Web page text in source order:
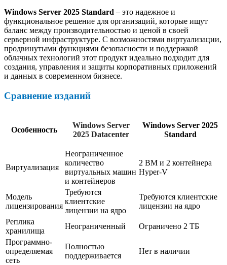
Windows Server 2025 Standard – это надежное и
функциональное решение для организаций, которые ищут
баланс между производительностью и ценой в своей
серверной инфраструктуре. С возможностями виртуализации,
продвинутыми функциями безопасности и поддержкой
облачных технологий этот продукт идеально подходит для
создания, управления и защиты корпоративных приложений
и данных в современном бизнесе.
Сравнение изданий
Особенность
Windows Server
2025 Datacenter
Windows Server 2025
Standard
Виртуализация
Неограниченное
количество
виртуальных машин
и контейнеров
2 ВМ и 2 контейнера
Hyper-V
Модель
лицензирования
Требуются
клиентские
лицензии на ядро
Требуются клиентские
лицензии на ядро
Реплика
хранилища
Неограниченный
Ограничено 2 ТБ
Программно-
определяемая
сеть
Полностью
поддерживается
Нет в наличии